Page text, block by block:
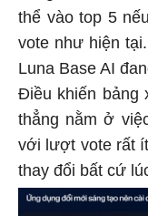
thể vào top 5
vote như hiện
Luna Base AI
Điều khiến bảng
thẳng nằm ở
với lượt vote rất
thay đổi bất cứ